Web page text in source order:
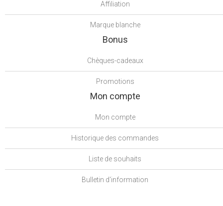
Affiliation
Marque blanche
Bonus
Chèques-cadeaux
Promotions
Mon compte
Mon compte
Historique des commandes
Liste de souhaits
Bulletin d'information